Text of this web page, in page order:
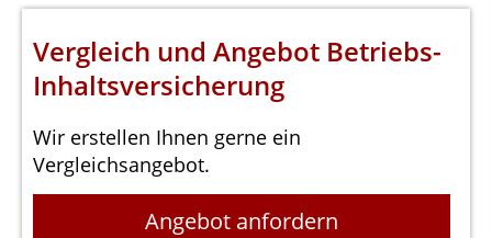
Vergleich und Angebot Betriebs-
Inhaltsversicherung
Wir erstellen Ihnen gerne ein
Vergleichsangebot.
Angebot anfordern